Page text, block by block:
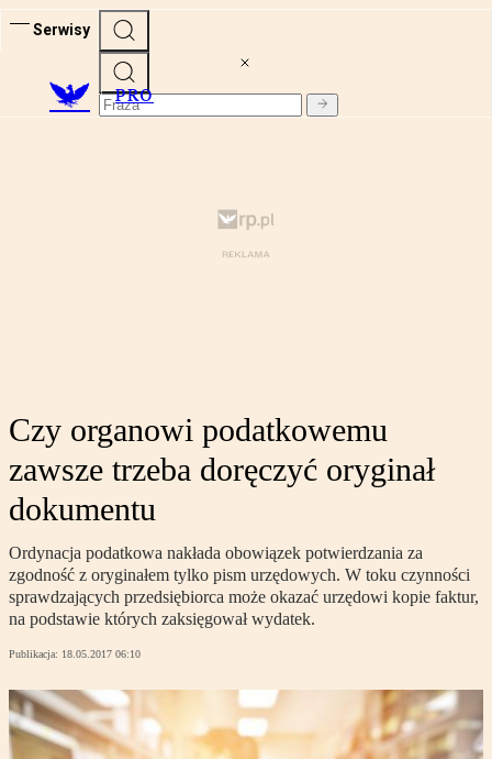
Serwisy
PRO
Czy organowi podatkowemu
zawsze trzeba doręczyć oryginał
dokumentu
Ordynacja podatkowa nakłada obowiązek potwierdzania za
zgodność z oryginałem tylko pism urzędowych. W toku czynności
sprawdzających przedsiębiorca może okazać urzędowi kopie faktur,
na podstawie których zaksięgował wydatek.
Publikacja: 18.05.2017 06:10